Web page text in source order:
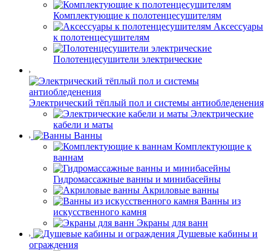
Комплектующие к полотенцесушителям
Аксессуары
к полотенцесушителям
Полотенцесушители электрические
Электрический тёплый пол и системы антиобледенения
Электрические
кабели и маты
Ванны
Комплектующие к
ваннам
Гидромассажные ванны и минибасейны
Акриловые ванны
Ванны из
искусственного камня
Экраны для ванн
Душевые кабины и
ограждения